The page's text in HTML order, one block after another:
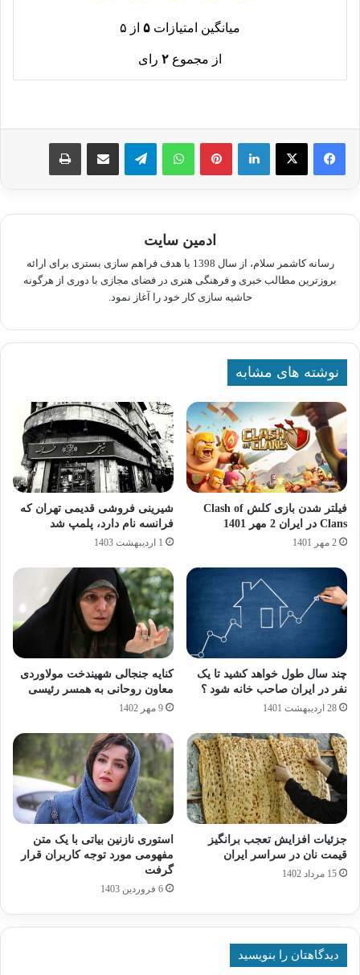
میانگین امتیازات ۵ از ۵
از مجموع ۲ رای
لینکدین پینترستواتس آپ تلگرام اشتراک گذاری از طریق ایمیل چاپ
ادمین سایت
رسانه کاشمر سلام، از سال 1398 با هدف فراهم سازی بستری برای ارائه
بروزترین مطالب خبری و فرهنگی هنری در فضای مجازی با دوری از هرگونه
حاشیه سازی کار خود را آغاز نمود.
نوشته های مشابه
فیلتر شدن بازی کلش Clash of
Clans در ایران 2 مهر 1401
2 مهر 1401
شیرینی فروشی قدیمی تهران که
فرانسه نام دارد، پلمپ شد
1 اردیبهشت 1403
چند سال طول خواهد کشید تا یک
نفر در ایران صاحب خانه شود ؟
28 اردیبهشت 1401
کنایه جنجالی شهیندخت مولاوردی
معاون روحانی به همسر رئیسی
9 مهر 1402
جزئیات افزایش تعجب برانگیز
قیمت نان در سراسر ایران
15 مرداد 1402
استوری نازنین بیاتی با یک متن
مفهومی مورد توجه کاربران قرار
گرفت
6 فروردین 1403
دیدگاهتان را بنویسید